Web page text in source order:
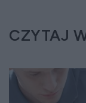
CZYTAJ